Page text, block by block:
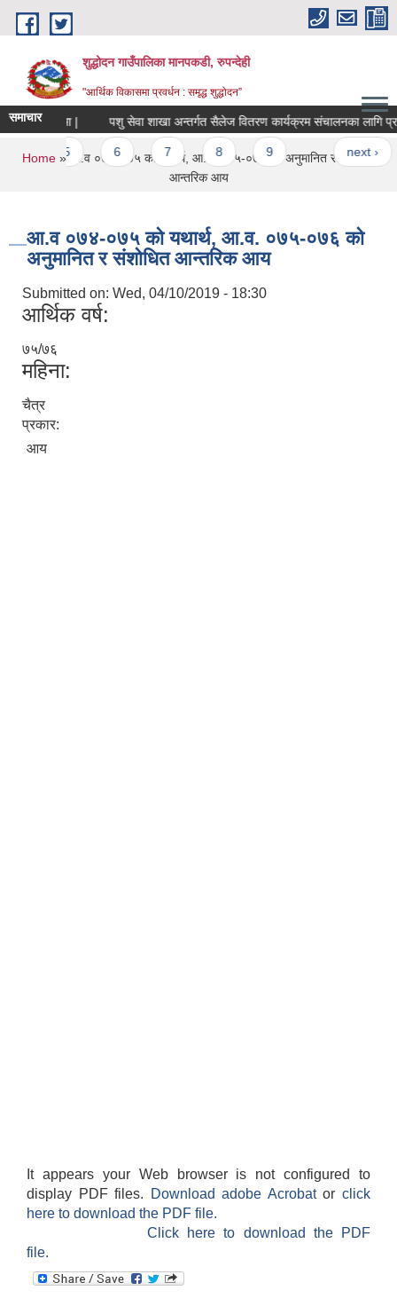
Skip to main content
शुद्धोदन गाउँपालिका मानपकडी, रुपन्देही
"आर्थिक विकासमा प्रवर्धन : समृद्ध शुद्धोदन”
समाचार| पशु सेवा शाखा अन्तर्गत सैलेज वितरण कार्यक्रम संचालनका लागि प्रस्ताव
6 7 8 … next ›
You are here
Home » आ.व ०७४-०७५ को यथार्थ, आ.व. ०७५-०७६ को अनुमानित र संशोधित
आन्तरिक आय
आ.व ०७४-०७५ को यथार्थ, आ.व. ०७५-०७६ को
अनुमानित र संशोधित आन्तरिक आय
Submitted on: Wed, 04/10/2019 - 18:30
आर्थिक वर्ष:
७५/७६
महिना:
चैत्र
प्रकार:
आय
It appears your Web browser is not configured to
display PDF files.
Download adobe Acrobatorclick
here to download the PDF file.
Click here to download the PDF
file.